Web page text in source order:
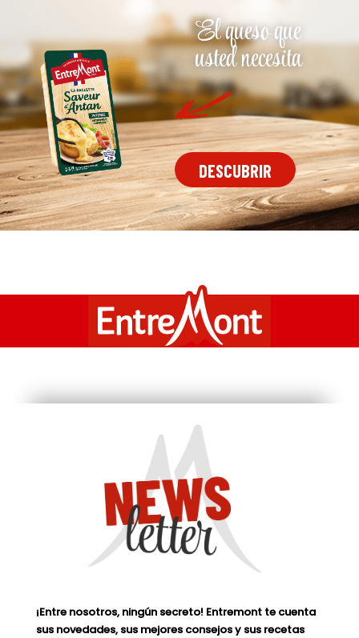
El queso que
usted necesita
DESCUBRIR
¡Entre nosotros, ningún secreto! Entremont te cuenta
sus novedades, sus mejores consejos y sus recetas